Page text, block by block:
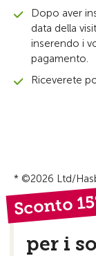
Dopo aver
data della
inserendo i
pagamento.
Riceverete
* ©2026 Ltd/
Sconto
per i